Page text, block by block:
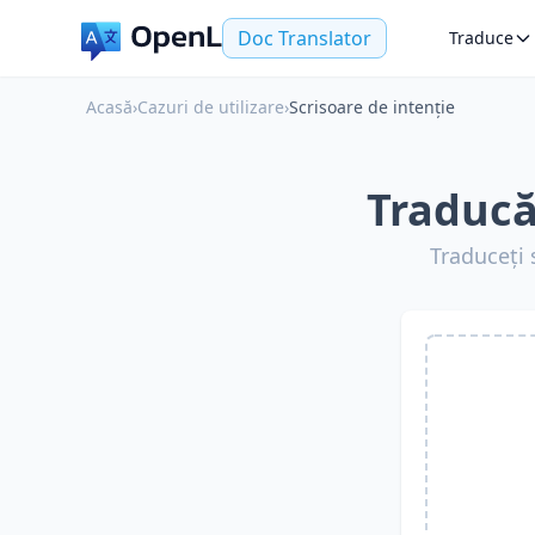
Doc Translator Traduce
Acasă›Cazuri de utilizare›Scrisoare de intenție
Traduceți